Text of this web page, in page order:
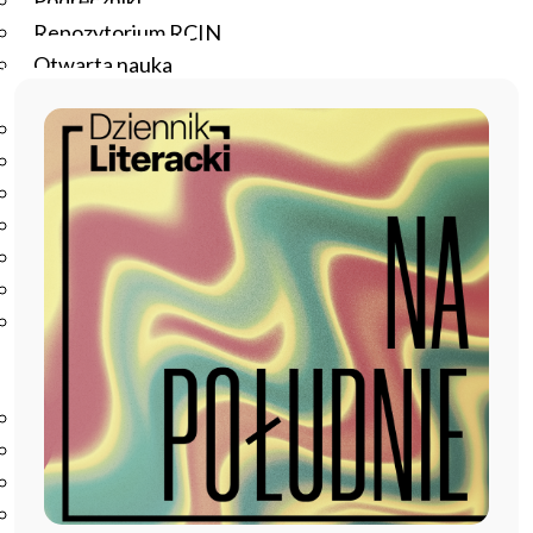
Repozytorium RCIN
Otwarta nauka
Studia podyplomowe
Szkolenia
Szkoła Doktorska Anthropos
Erasmus
Olimpiada Literatury i Języka Polskiego
Olimpiada Literatury i Języka Polskiego dla Szkół
Podstawowych
Biblioteka
O bibliotece
Godziny otwarcia
Katalog
Nowości